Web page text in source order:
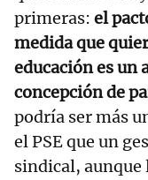
primeras: el
medida que
educación es un
concepción de
podría ser más
el PSE que un
sindical, aunque